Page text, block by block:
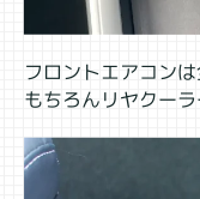
フロントエアコン
もちろんリヤクー